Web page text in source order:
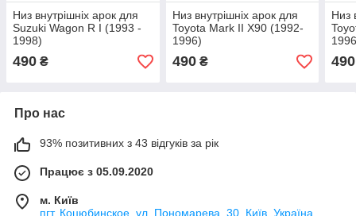
Низ внутрішніх арок для
Suzuki Wagon R I (1993 -
1998)
490 ₴
Низ внутрішніх арок для
Toyota Mark II X90 (1992-
1996)
490₴
Низ
490
Про нас
93% позитивних з 43 відгуків за рік
Працює з 05.09.2020
м. Київ
пгт. Коцюбинское, ул. Пономарева, 30, Київ, Україна